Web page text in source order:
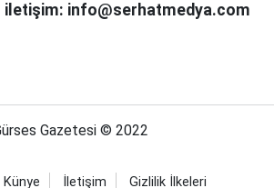
iletişim: info@serhatmedya.com
Gazetesi © 2022
Künye İletişim Gizlilik İlkeleri